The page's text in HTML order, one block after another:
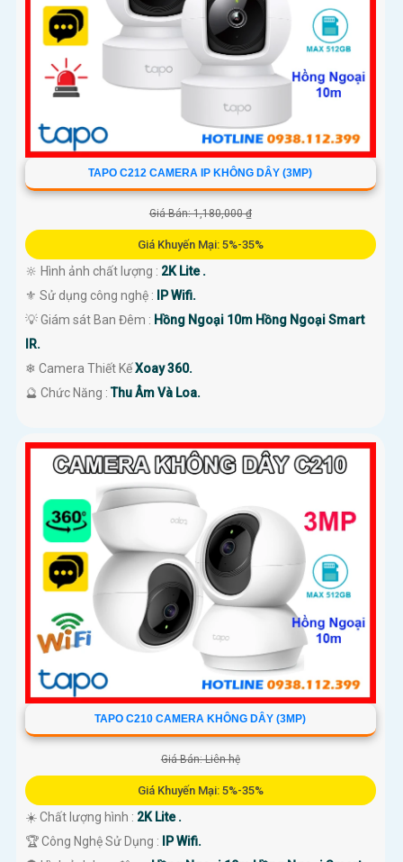
TAPO C212 CAMERA IP KHÔNG DÂY (3MP)
Giá Bán: 1,180,000 ₫
Giá Khuyến Mại: 5%-35%
🔆 Hình ảnh chất lượng : 2K Lite .
⚜️ Sử dụng công nghệ : IP Wifi.
💡 Giám sát Ban Đêm : Hồng Ngoại 10m Hồng Ngoại Smart
IR.
❄ Camera Thiết KếXoay 360.
️🔮 Chức Năng :Thu Âm Và Loa.
TAPO C210 CAMERA KHÔNG DÂY (3MP)
Giá Bán: Liên hệ
Giá Khuyến Mại: 5%-35%
☀️ Chất lượng hình : 2K Lite .
🏆 Công Nghệ Sử Dụng : IP Wifi.